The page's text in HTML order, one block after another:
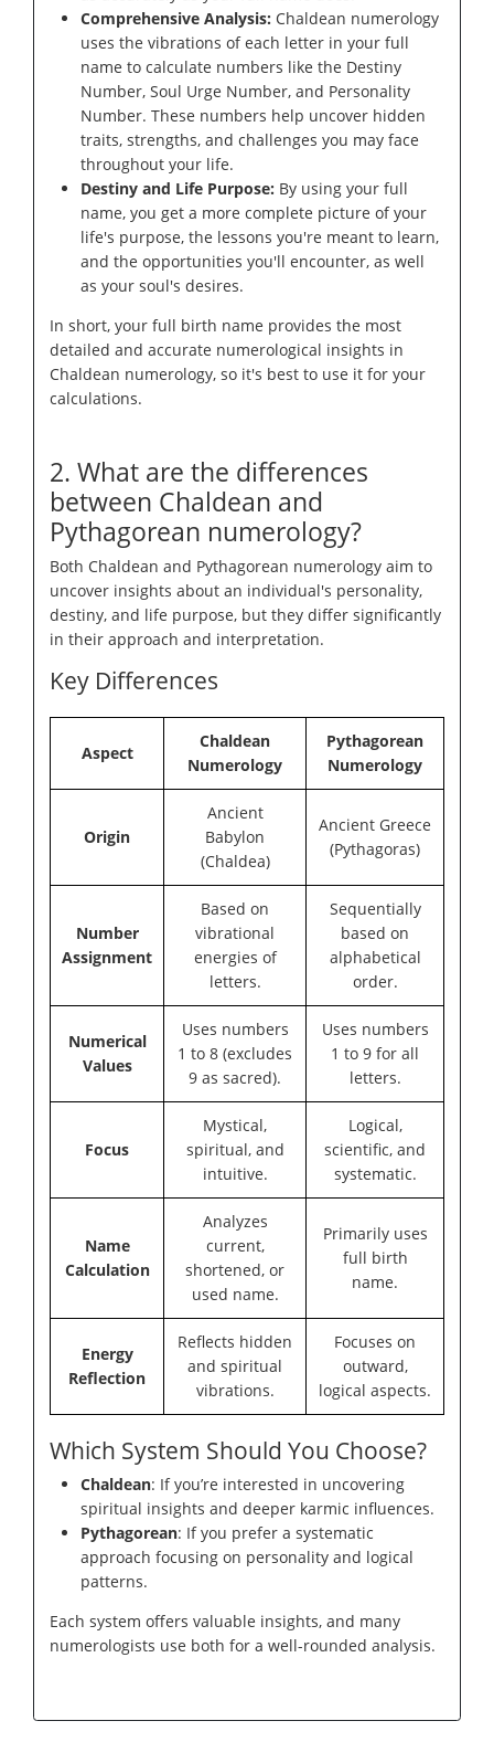
Comprehensive Analysis: Chaldean numerology
uses the vibrations of each letter in your full
name to calculate numbers like the Destiny
Number, Soul Urge Number, and Personality
Number. These numbers help uncover hidden
traits, strengths, and challenges you may face
throughout your life.
Destiny and Life Purpose: By using your full
name, you get a more complete picture of your
life's purpose, the lessons you're meant to learn,
and the opportunities you'll encounter, as well
as your soul's desires.
In short, your full birth name provides the most
detailed and accurate numerological insights in
Chaldean numerology, so it's best to use it for your
calculations.
2. What are the differences
between Chaldean and
Pythagorean numerology?
Both Chaldean and Pythagorean numerology aim to
uncover insights about an individual's personality,
destiny, and life purpose, but they differ significantly
in their approach and interpretation.
Key Differences
Aspect
Chaldean
Numerology
Pythagorean
Numerology
Origin
Ancient
Babylon
(Chaldea)
Ancient Greece
(Pythagoras)
Number
Assignment
Based on
vibrational
energies of
letters.
Sequentially
based on
alphabetical
order.
Numerical
Values
Uses numbers
1 to 8 (excludes
9 as sacred).
Uses numbers
1 to 9 for all
letters.
Focus
Mystical,
spiritual, and
intuitive.
Logical,
scientific, and
systematic.
Name
Calculation
Analyzes
current,
shortened, or
used name.
Primarily uses
full birth
name.
Energy
Reflection
Reflects hidden
and spiritual
vibrations.
Focuses on
outward,
logical aspects.
Which System Should You Choose?
Chaldean: If you’re interested in uncovering
spiritual insights and deeper karmic influences.
Pythagorean: If you prefer a systematic
approach focusing on personality and logical
patterns.
Each system offers valuable insights, and many
numerologists use both for a well-rounded analysis.